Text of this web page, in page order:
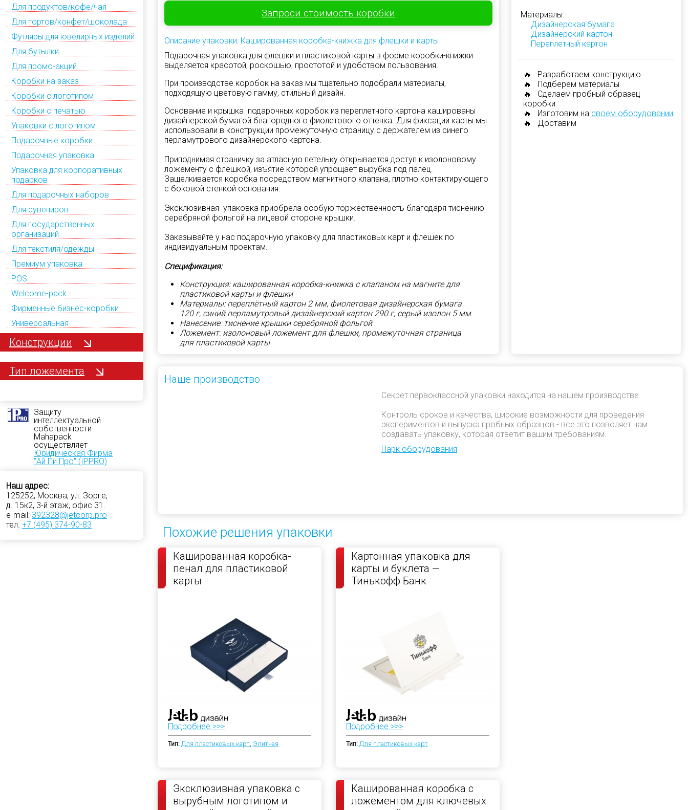
Для продуктов/кофе/чая
Для тортов/конфет/шоколада
Футляры для ювелирных изделий
Для бутылки
Для промо-акций
Коробки на заказ
Коробки с логотипом
Коробки с печатью
Упаковки с логотипом
Подарочные коробки
Подарочная упаковка
Упаковка для корпоративных
подарков
Для подарочных наборов
Для сувениров
Для государственных
организаций
Для текстиля/одежды
Премиум упаковка
POS
Welcome-pack
Фирменные бизнес-коробки
Универсальная
Конструкции
Тип ложемента
Защиту
интеллектуальной
собственности
Mahapack
осуществляет
Юридическая Фирма
"Ай Пи Про" (IPPRO)
Наш адрес:
125252, Москва, ул. Зорге,
д. 15к2, 3-й этаж, офис 31.
e-mail: 392328@jetcorp.pro
тел. +7 (495) 374-90-83
Запроси стоимость коробки
Описание упаковки: Кашированная коробка-книжка для флешки и карты
Подарочная упаковка для флешки и пластиковой карты в форме коробки-книжки
выделяется красотой, роскошью, простотой и удобством пользования.
При производстве коробок на заказ мы тщательно подобрали материалы,
подходящую цветовую гамму, стильный дизайн.
Основание и крышка подарочных коробок из переплетного картона кашированы
дизайнерской бумагой благородного фиолетового оттенка. Для фиксации карты мы
использовали в конструкции промежуточную страницу с держателем из синего
перламутрового дизайнерского картона.
Приподнимая страничку за атласную петельку открывается доступ к изолоновому
ложементу с флешкой, изъятие которой упрощает вырубка под палец.
Защелкивается коробка посредством магнитного клапана, плотно контактирующего
с боковой стенкой основания.
Эксклюзивная упаковка приобрела особую торжественность благодаря тиснению
серебряной фольгой на лицевой стороне крышки.
Заказывайте у нас подарочную упаковку для пластиковых карт и флешек по
индивидуальным проектам.
Спецификация:
Конструкция: кашированная коробка-книжка с клапаном на магните для
пластиковой карты и флешки
Материалы: переплётный картон 2 мм, фиолетовая дизайнерская бумага
120 г, синий перламутровый дизайнерский картон 290 г, серый изолон 5 мм
Нанесение: тиснение крышки серебряной фольгой
Ложемент: изолоновый ложемент для флешки, промежуточная страница
для пластиковой карты
Материалы:
Дизайнерская бумага
Дизайнерский картон
Переплетный картон
🔥 Разработаем конструкцию
🔥 Подберем материалы
🔥 Сделаем пробный образец
коробки
🔥 Изготовим на своем оборудовании
🔥 Доставим
Наше производство
Секрет первоклассной упаковки находится на нашем производстве.
Контроль сроков и качества, широкие возможности для проведения
экспериментов и выпуска пробных образцов - все это позволяет нам
создавать упаковку, которая ответит вашим требованиям.
Парк оборудования
Похожие решения упаковки
Кашированная коробка-
пенал для пластиковой
карты
Подробнее >>>
Тип: Для пластиковых карт Элитная
Картонная упаковка для
карты и буклета —
Тинькофф Банк
Подробнее >>>
Тип: Для пластиковых карт
Эксклюзивная упаковка с
вырубным логотипом и
Кашированная коробка с
ложементом для ключевых